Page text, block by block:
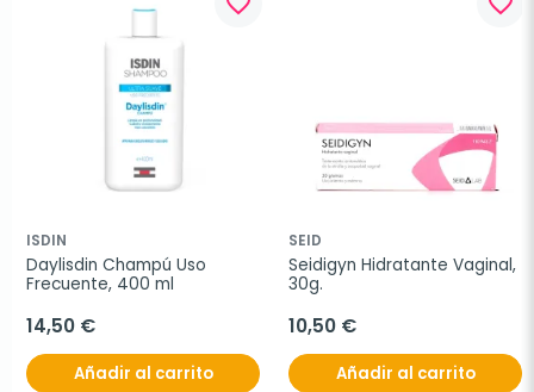
ISDIN
Daylisdin Champú Uso
Frecuente, 400 ml
14,50 €
Añadir al carrito
SEID
Seidigyn Hidratante Vaginal,
30g.
10,50 €
Añadir al carrito